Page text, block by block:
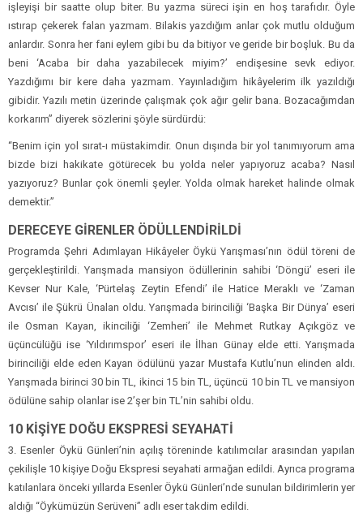
işleyişi bir saatte olup biter. Bu yazma süreci işin en hoş tarafıdır. Öyle
ıstırap çekerek falan yazmam. Bilakis yazdığım anlar çok mutlu olduğum
anlardır. Sonra her fani eylem gibi bu da bitiyor ve geride bir boşluk. Bu da
beni ‘Acaba bir daha yazabilecek miyim?’ endişesine sevk ediyor.
Yazdığımı bir kere daha yazmam. Yayınladığım hikâyelerim ilk yazıldığı
gibidir. Yazılı metin üzerinde çalışmak çok ağır gelir bana. Bozacağımdan
korkarım” diyerek sözlerini şöyle sürdürdü:
“Benim için yol sırat-ı müstakimdir. Onun dışında bir yol tanımıyorum ama
bizde bizi hakikate götürecek bu yolda neler yapıyoruz acaba? Nasıl
yazıyoruz? Bunlar çok önemli şeyler. Yolda olmak hareket halinde olmak
demektir.”
DERECEYE GİRENLER ÖDÜLLENDİRİLDİ
Programda Şehri Adımlayan Hikâyeler Öykü Yarışması’nın ödül töreni de
gerçekleştirildi. Yarışmada mansiyon ödüllerinin sahibi ‘Döngü’ eseri ile
Kevser Nur Kale, ‘Pürtelaş Zeytin Efendi’ ile Hatice Meraklı ve ‘Zaman
Avcısı’ ile Şükrü Ünalan oldu. Yarışmada birinciliği ‘Başka Bir Dünya’ eseri
ile Osman Kayan, ikinciliği ‘Zemheri’ ile Mehmet Rutkay Açıkgöz ve
üçüncülüğü ise ‘Yıldırımspor’ eseri ile İlhan Günay elde etti. Yarışmada
birinciliği elde eden Kayan ödülünü yazar Mustafa Kutlu’nun elinden aldı.
Yarışmada birinci 30 bin TL, ikinci 15 bin TL, üçüncü 10 bin TL ve mansiyon
ödülüne sahip olanlar ise 2’şer bin TL’nin sahibi oldu.
10 KİŞİYE DOĞU EKSPRESİ SEYAHATİ
3. Esenler Öykü Günleri’nin açılış töreninde katılımcılar arasından yapılan
çekilişle 10 kişiye Doğu Ekspresi seyahati armağan edildi. Ayrıca programa
katılanlara önceki yıllarda Esenler Öykü Günleri’nde sunulan bildirimlerin yer
aldığı “Öykümüzün Serüveni” adlı eser takdim edildi.